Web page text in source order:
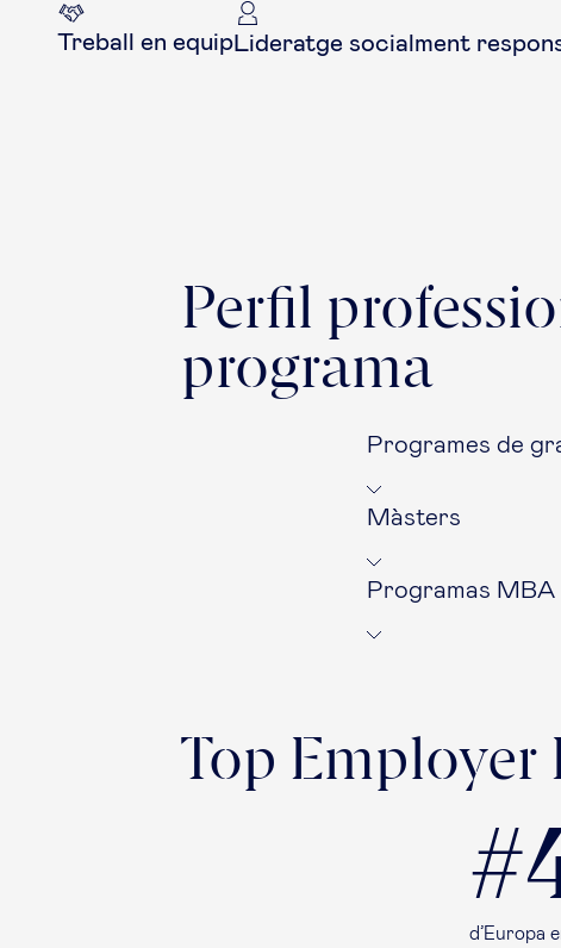
Treball en equipLideratge socialment
Perfil
programa
Programes de
Màsters
Programas MBA
Top Employer
d’Europa